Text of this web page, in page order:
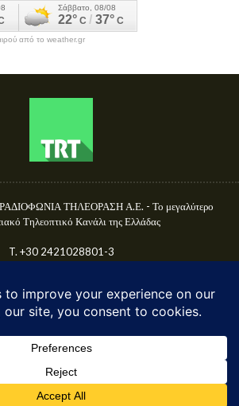
από το weather.gr
ΤΗΛΕΟΡΑΣΗ Α.Ε. - Το μεγαλύτερο
Τηλεοπτικό Κανάλι της Ελλάδας
T. +30 2421028801-3
© TRT A.E. 2025